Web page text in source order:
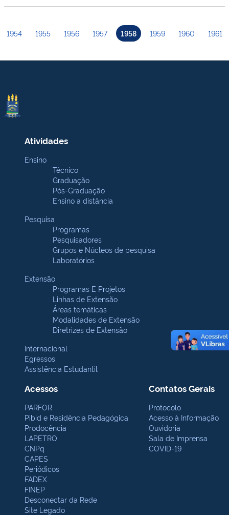
1954 1955 1956 1957 1958 1959 1960 1961
Atividades
Ensino
Técnico
Graduação
Pós-Graduação
Ensino a distância
Pesquisa
Programas
Pesquisadores
Grupos e Núcleos de pesquisa
Laboratórios
Extensão
Programas E Projetos
Linhas de Extensão
Áreas temáticas
Modalidades de Extensão
Diretrizes de Extensão
Internacional
Egressos
Assistência Estudantil
Acessos
PARFOR
Pibid e Residência Pedagógica
Prodocência
LAPETRO
CNPq
CAPES
Periódicos
FADEX
FINEP
Desconectar da Rede
Site Legado
Contatos Gerais
Protocolo
Acesso à Informação
Ouvidoria
Sala de Imprensa
COVID-19